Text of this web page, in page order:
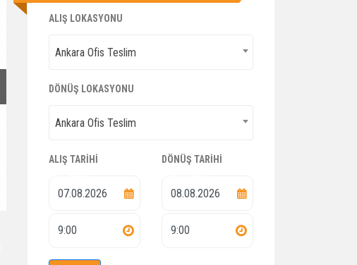
ALIŞ LOKASYONU
Ankara Ofis Teslim
Ankara Ofis Teslim
DÖNÜŞ LOKASYONU
Ankara Ofis Teslim
Ankara Ofis Teslim
ALIŞ TARIHI DÖNÜŞ TARIHI